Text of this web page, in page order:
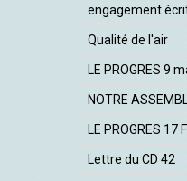
engagement
Qualité de l'air
LE PROGRES 9
NOTRE
LE PROGRES 17
Lettre du CD 42